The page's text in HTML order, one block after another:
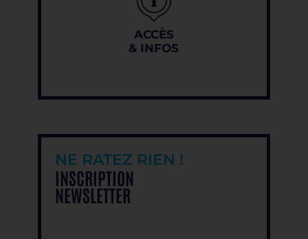
ACCÈS
& INFOS
NE RATEZ RIEN !
INSCRIPTION
NEWSLETTER